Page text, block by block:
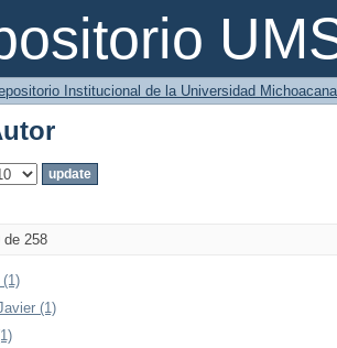
Institucional de la Universidad
de 258
(1)